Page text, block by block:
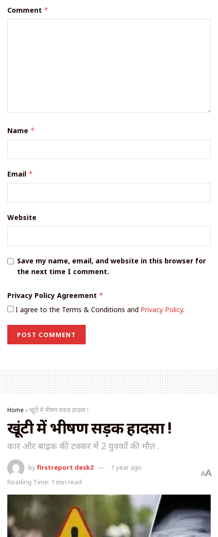
Comment *
Name *
Email *
Website
Save my name, email, and website in this browser for
the next time I comment.
Privacy Policy Agreement *
I agree to the Terms & Conditions and Privacy Policy.
Home »खूंटी में भीषण सड़क हादसा !
खूंटी में भीषण सड़क हादसा !
कार और बाइक की टक्कर में 2 युवकों की मौत .
byfirstreport desk2
1 year ago
Reading Time: 1 min read
AA